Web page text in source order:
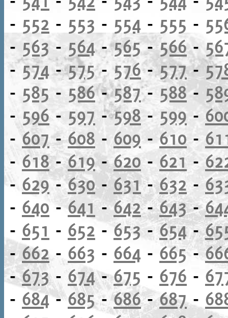
- 552 - 553 - 554 - 555 -
- 563 - 564-565-566-
-574-575-576- 577-
- 585 - 586-587- 588-
- 596 - 597 -598- 599 -
-607-608 - 609-610 -
- 618-619-620 - 621 -
- 629-630-631-632-
- 640 -641 -642-643-
- 651 - 652 -653-654-
- 662 - 663 - 664 - 665-
-673- 674-675 - 676 -
- 684-685-686-687-